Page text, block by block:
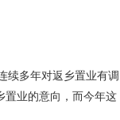
续多年对返乡置业有调
置业的意向，而今年这